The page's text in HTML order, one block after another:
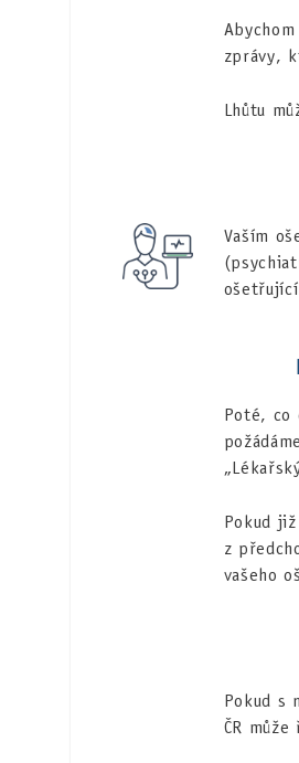
zprávy,
Lhůtu
Vaším
Poté, co
Pokud
z
vašeho
Pokud s
ČR